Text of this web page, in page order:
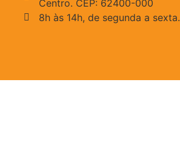
Centro. CEP: 62400-000
8h às 14h, de segunda a sexta.